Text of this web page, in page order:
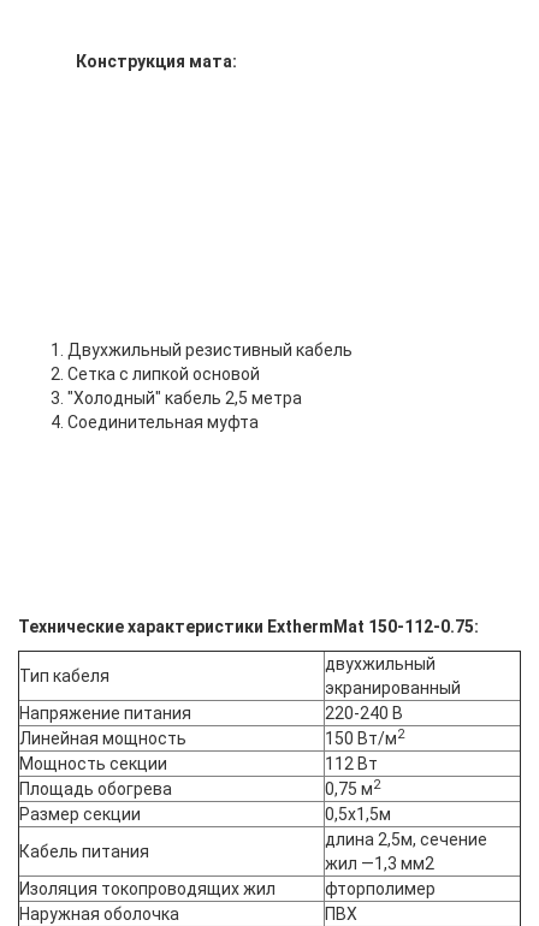
Конструкция мата:
1. Двухжильный резистивный кабель
2. Сетка с липкой основой
3. "Холодный" кабель 2,5 метра
4. Соединительная муфта
Технические характеристики ExthermMat 150-112-0.75:
Тип кабеля
двухжильный
экранированный
Напряжение питания
220-240 В
Линейная мощность
150 Вт/м2
Мощность секции
112 Вт
Площадь обогрева
0,75 м2
Размер секции
0,5х1,5м
Кабель питания
длина 2,5м, сечение
жил —1,3 мм2
Изоляция токопроводящих жил
фторполимер
Наружная оболочка
ПВХ